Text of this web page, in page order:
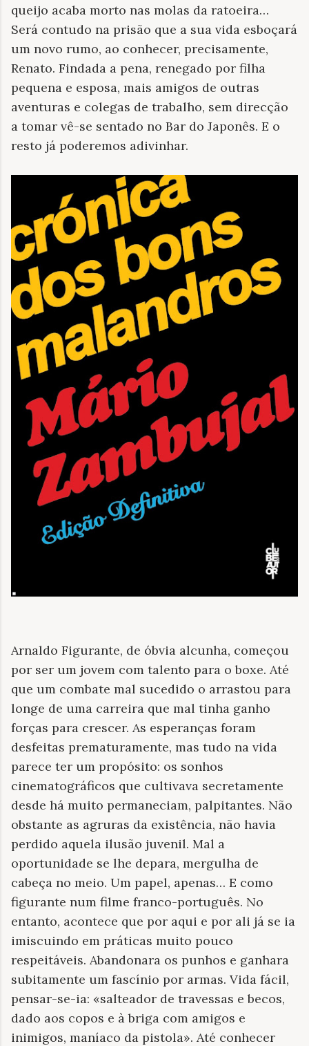
queijo acaba morto nas molas da ratoeira…
Será contudo na prisão que a sua vida esboçará
um novo rumo, ao conhecer, precisamente,
Renato. Findada a pena, renegado por filha
pequena e esposa, mais amigos de outras
aventuras e colegas de trabalho, sem direcção
a tomar vê-se sentado no Bar do Japonês. E o
resto já poderemos adivinhar.
Arnaldo Figurante, de óbvia alcunha, começou
por ser um jovem com talento para o boxe. Até
que um combate mal sucedido o arrastou para
longe de uma carreira que mal tinha ganho
forças para crescer. As esperanças foram
desfeitas prematuramente, mas tudo na vida
parece ter um propósito: os sonhos
cinematográficos que cultivava secretamente
desde há muito permaneciam, palpitantes. Não
obstante as agruras da existência, não havia
perdido aquela ilusão juvenil. Mal a
oportunidade se lhe depara, mergulha de
cabeça no meio. Um papel, apenas… E como
figurante num filme franco-português. No
entanto, acontece que por aqui e por ali já se ia
imiscuindo em práticas muito pouco
respeitáveis. Abandonara os punhos e ganhara
subitamente um fascínio por armas. Vida fácil,
pensar-se-ia: «salteador de travessas e becos,
dado aos copos e à briga com amigos e
inimigos, maníaco da pistola». Até conhecer